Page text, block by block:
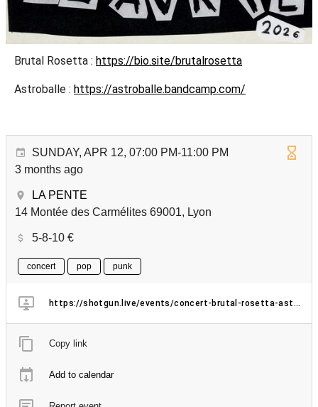
Brutal Rosetta : https://bio.site/brutalrosetta
Astroballe : https://astroballe.bandcamp.com/
SUNDAY, APR 12, 07:00 PM-11:00 PM
3 months ago
LA PENTE
14 Montée des Carmélites 69001, Lyon
5-8-10 €
concert pop punk
https://shotgun.live/events/concert-brutal-rosetta-astro-balle-garage-punk
Copy link
Add to calendar